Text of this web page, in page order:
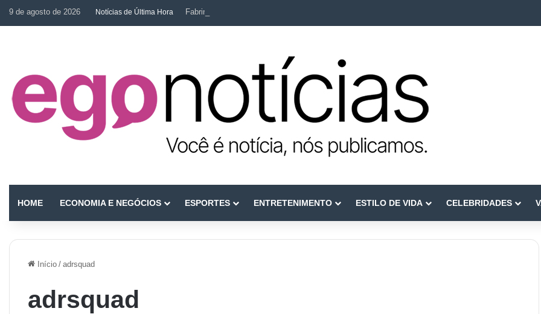
9 de agosto de 2026 Notícias de Última Hora Fabrina Mahin e a arte de reconstruir confiança
HOME ECONOMIA E NEGÓCIOS ESPORTES ENTRETENIMENTO ESTILO DE VIDA CELEBRIDADES
Início / adrsquad
adrsquad